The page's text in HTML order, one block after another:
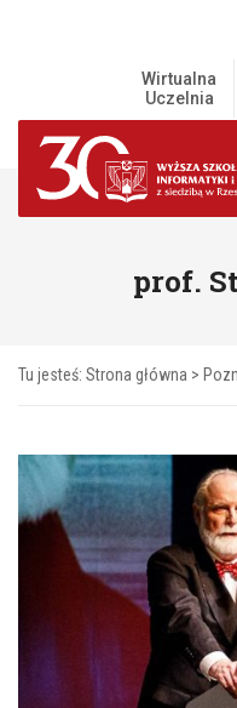
Wirtualna
Uczelnia
prof.
Tu jesteś: Strona główna >